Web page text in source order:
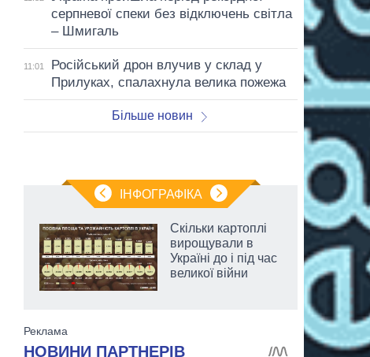
серпневої спеки без відключень світла
– Шмигаль
11:01
Російський дрон влучив у склад у
Прилуках, спалахнула велика пожежа
Більше новин
ІНФОГРАФІКА
Скільки картоплі
вирощували в
Україні до і під час
великої війни